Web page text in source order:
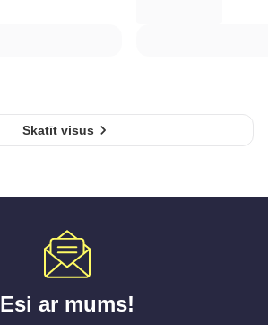
Skatīt visus
Esi ar mums!